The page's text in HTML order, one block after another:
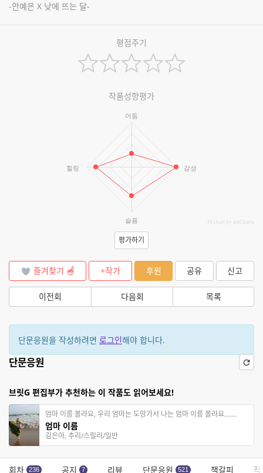
-안예은 X 낮에 뜨는 달-
평점주기
작품성향평가
어둠
감성
슬픔
힐링
JS chart by amCharts
평가하기
즐겨찾기 +작가 후원 공유 신고
이전회 다음회 목록
단문응원을 작성하려면 로그인해야 합니다.
단문응원
브릿G 편집부가 추천하는 이 작품도 읽어보세요!
엄마 이름 몰라요, 우리 엄마는 도망가서 나는 엄마 이름 몰라요…….
엄마 이름
김은아, 추리/스릴러/일반
회차 236 공지 7 리뷰 단문응원 521 책갈피